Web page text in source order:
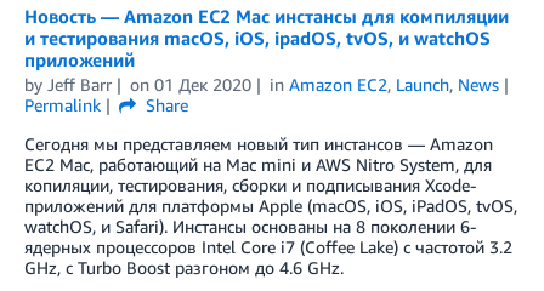
Новость — Amazon EC2 Mac инстансы для компиляции
и тестирования macOS, iOS, ipadOS, tvOS, и watchOS
приложений
by Jeff Barr on 01 Дек 2020 in Amazon EC2, Launch, News
Permalink
Share
Сегодня мы представляем новый тип инстансов — Amazon
EC2 Mac, работающий на Mac mini и AWS Nitro System, для
копиляции, тестирования, сборки и подписывания Xcode-
приложений для платформы Apple (macOS, iOS, iPadOS, tvOS,
watchOS, и Safari). Инстансы основаны на 8 поколении 6-
ядерных процессоров Intel Core i7 (Coffee Lake) с частотой 3.2
GHz, с Turbo Boost разгоном до 4.6 GHz.